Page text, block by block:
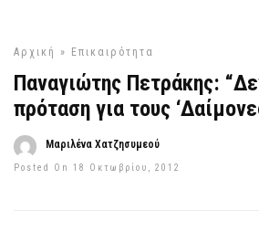
Αρχική » Επικαιρότητα
Παναγιώτης Πετράκης:
πρόταση για τους
Μαριλένα Χατζησυμεού
Posted On 18 Οκτωβρίου, 2012